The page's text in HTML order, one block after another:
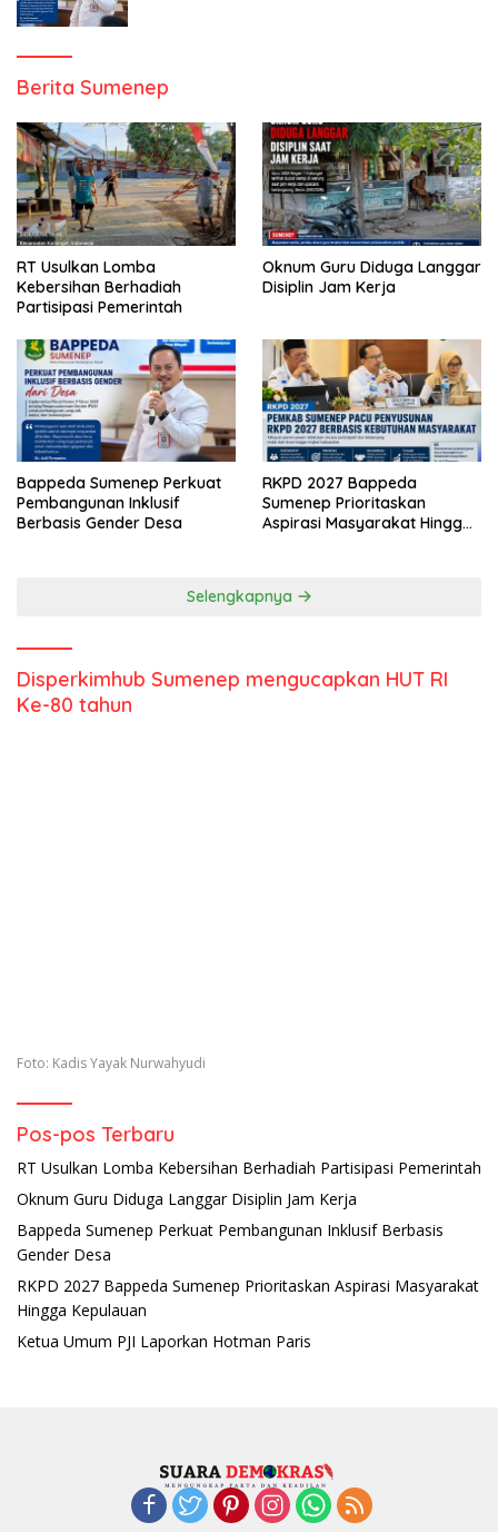
Berita Sumenep
RT Usulkan Lomba
Kebersihan Berhadiah
Partisipasi Pemerintah
Oknum Guru Diduga Langgar
Disiplin Jam Kerja
Bappeda Sumenep Perkuat
Pembangunan Inklusif
Berbasis Gender Desa
RKPD 2027 Bappeda
Sumenep Prioritaskan
Aspirasi Masyarakat Hingga
Selengkapnya
Disperkimhub Sumenep mengucapkan HUT RI
Ke-80 tahun
Foto: Kadis Yayak Nurwahyudi
Pos-pos Terbaru
RT Usulkan Lomba Kebersihan Berhadiah Partisipasi Pemerintah
Oknum Guru Diduga Langgar Disiplin Jam Kerja
Bappeda Sumenep Perkuat Pembangunan Inklusif Berbasis
Gender Desa
RKPD 2027 Bappeda Sumenep Prioritaskan Aspirasi Masyarakat
Hingga Kepulauan
Ketua Umum PJI Laporkan Hotman Paris